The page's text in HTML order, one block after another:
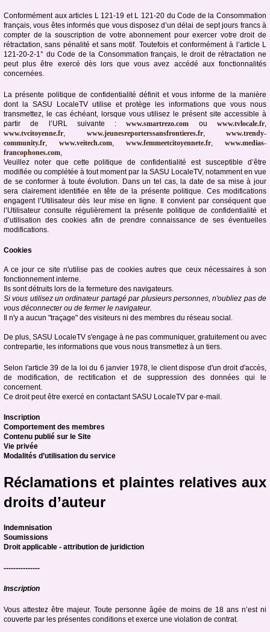
Conformément aux articles L 121-19 et L 121-20 du Code de la Consommation
français, vous êtes informés que vous disposez d’un délai de sept jours francs à
compter de la souscription de votre abonnement pour exercer votre droit de
rétractation, sans pénalité et sans motif. Toutefois et conformément à l’article L
121-20-2-1° du Code de la Consommation français, le droit de rétractation ne
peut plus être exercé dès lors que vous avez accédé aux fonctionnalités
concernées.
La présente politique de confidentialité définit et vous informe de la manière
dont la SASU LocaleTV utilise et protège les informations que vous nous
transmettez, le cas échéant, lorsque vous utilisez le présent site accessible à
partir de l’URL suivante :www.smartrezo.com ouwww.tvlocale.fr,
www.tvcitoyenne.fr, www.jeunesreporterssansfrontieres.fr, www.trendy-
community.fr, www.veitech.com, www.femmeetcitoyennete.fr, www.medias-
francophones.com,
Veuillez noter que cette politique de confidentialité est susceptible d’être
modifiée ou complétée à tout moment par la SASU LocaleTV, notamment en vue
de se conformer à toute évolution. Dans un tel cas, la date de sa mise à jour
sera clairement identifiée en tête de la présente politique. Ces modifications
engagent l’Utilisateur dès leur mise en ligne. Il convient par conséquent que
l’Utilisateur consulte régulièrement la présente politique de confidentialité et
d’utilisation des cookies afin de prendre connaissance de ses éventuelles
modifications.
Cookies
A ce jour ce site n'utilise pas de cookies autres que ceux nécessaires à son
fonctionnement interne.
Ils sont détruits lors de la fermeture des navigateurs.
Si vous utilisez un ordinateur partagé par plusieurs personnes, n'oubliez pas de
vous déconnecter ou de fermer le navigateur.
Il n'y a aucun "traçage" des visiteurs ni des membres du réseau social.
De plus, SASU LocaleTV s'engage à ne pas communiquer, gratuitement ou avec
contrepartie, les informations que vous nous transmettez à un tiers.
Selon l'article 39 de la loi du 6 janvier 1978, le client dispose d'un droit d'accès,
de modification, de rectification et de suppression des données qui le
concernent.
Ce droit peut être exercé en contactant SASU LocaleTV par e-mail.
Inscription
Comportement des membres
Contenu publié sur le Site
Vie privée
Modalités d’utilisation du service
Réclamations et plaintes relatives aux
droits d’auteur
Indemnisation
Soumissions
Droit applicable - attribution de juridiction
---------------
Inscription
Vous attestez être majeur. Toute personne âgée de moins de 18 ans n’est ni
couverte par les présentes conditions et exerce une violation de contrat.